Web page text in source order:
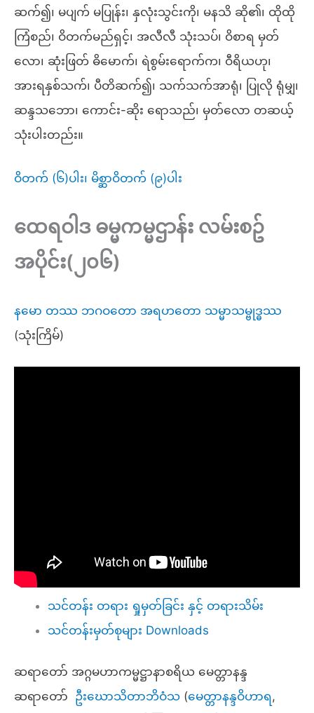
ဆက်၍၊ မပျက် မပြုန်း၊ နှလုံးသွင်းကို၊ မနသိ ဆို၏၊ ထိုထို
ကြံစည်၊ ဝိတက်မည်ရှင့်၊ အလီလီ သုံးသပ်၊ ဝိစာရ မှတ်
လော၊ ဆုံးဖြတ် ဓိမောက်၊ ရဲစွမ်းရောက်က၊ ဝီရိယဟု၊
အားရနှစ်သက်၊ ပီတိဆက်၍၊ သက်သက်အာရုံ၊ ပြုလို ရုံမျှ၊
ဆန္ဒသဘော၊ ကောင်း-ဆိုး ရောသည်၊ မှတ်လော တဆယ့်
သုံးပါးတည်း။
ဝိတက် (၆)ပါး၊ မိစ္ဆာဝိတက် (၉)ပါး
ထေရဝါဒ ဓမ္မကမ္မဌာန်း လမ်းစဥ်
အပိုင်း(၂၀၆)
နမော တဿ ဘဂဝတော အရဟတော သမ္မာသမ္ဗုဒ္ဓဿ
(သုံးကြိမ်)
သင်တန်း တရား ရှုမှတ်ခြင်း နှင့် တရားသိမ်း
သင်တန်းမှတ်စုများ Downloads
ဆရာတော် အဂ္ဂမဟာကမ္မဋ္ဌာနာစရိယ မေတ္တာနန္ဒ
ဆရာတော် ဦးဃောသိတာဘိဝံသ (မေတ္တာနန္ဒဝိဟာရ,